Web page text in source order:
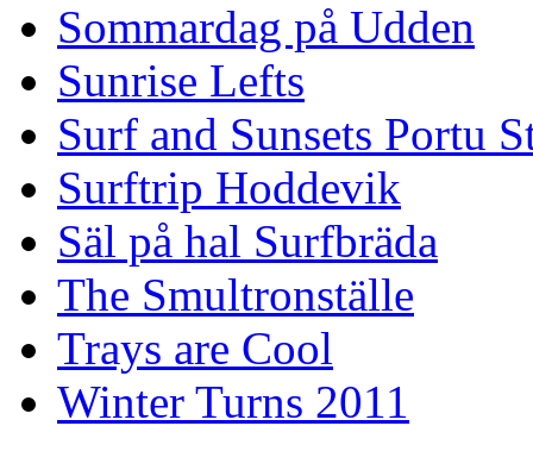
Sommardag på Udden
Sunrise Lefts
Surf and Sunsets Portu
Surftrip Hoddevik
Säl på hal Surfbräda
The Smultronställe
Trays are Cool
Winter Turns 2011